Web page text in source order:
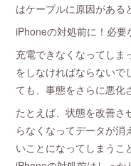
はケーブルに原因がある
iPhoneの対処前に！必要
充電できなくなってしま
をしなければならないで
ても、事態をさらに悪化
たとえば、状態を改善さ
らなくなってデータが消
いことになってしまうこ